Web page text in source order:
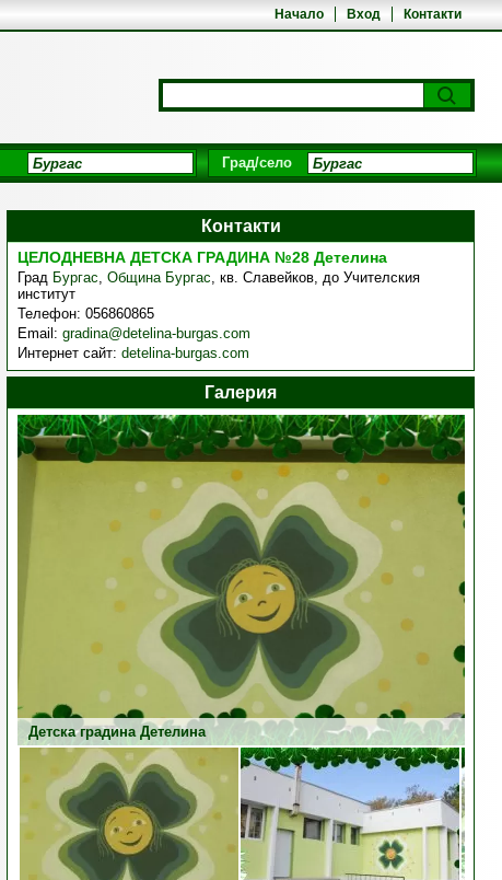
Начало Вход Контакти
Град/село
Контакти
ЦЕЛОДНЕВНА ДЕТСКА ГРАДИНА №28 Детелина
Град Бургас, Община Бургас, кв. Славейков, до Учителския
институт
Телефон: 056860865
Email: gradina@detelina-burgas.com
Интернет сайт: detelina-burgas.com
Галерия
Детска градина Детелина